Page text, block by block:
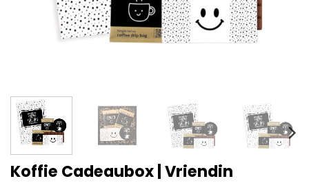
Koffie Cadeaubox | Vriendin